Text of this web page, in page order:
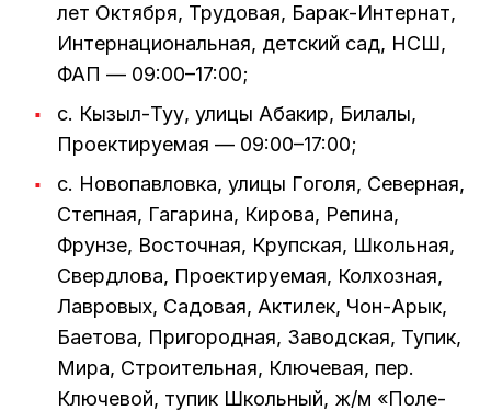
лет Октября, Трудовая, Барак-Интернат,
Интернациональная, детский сад, НСШ,
ФАП — 09:00–17:00;
с. Кызыл-Туу, улицы Абакир, Билалы,
Проектируемая — 09:00–17:00;
с. Новопавловка, улицы Гоголя, Северная,
Степная, Гагарина, Кирова, Репина,
Фрунзе, Восточная, Крупская, Школьная,
Свердлова, Проектируемая, Колхозная,
Лавровых, Садовая, Актилек, Чон-Арык,
Баетова, Пригородная, Заводская, Тупик,
Мира, Строительная, Ключевая, пер.
Ключевой, тупик Школьный, ж/м «Поле-